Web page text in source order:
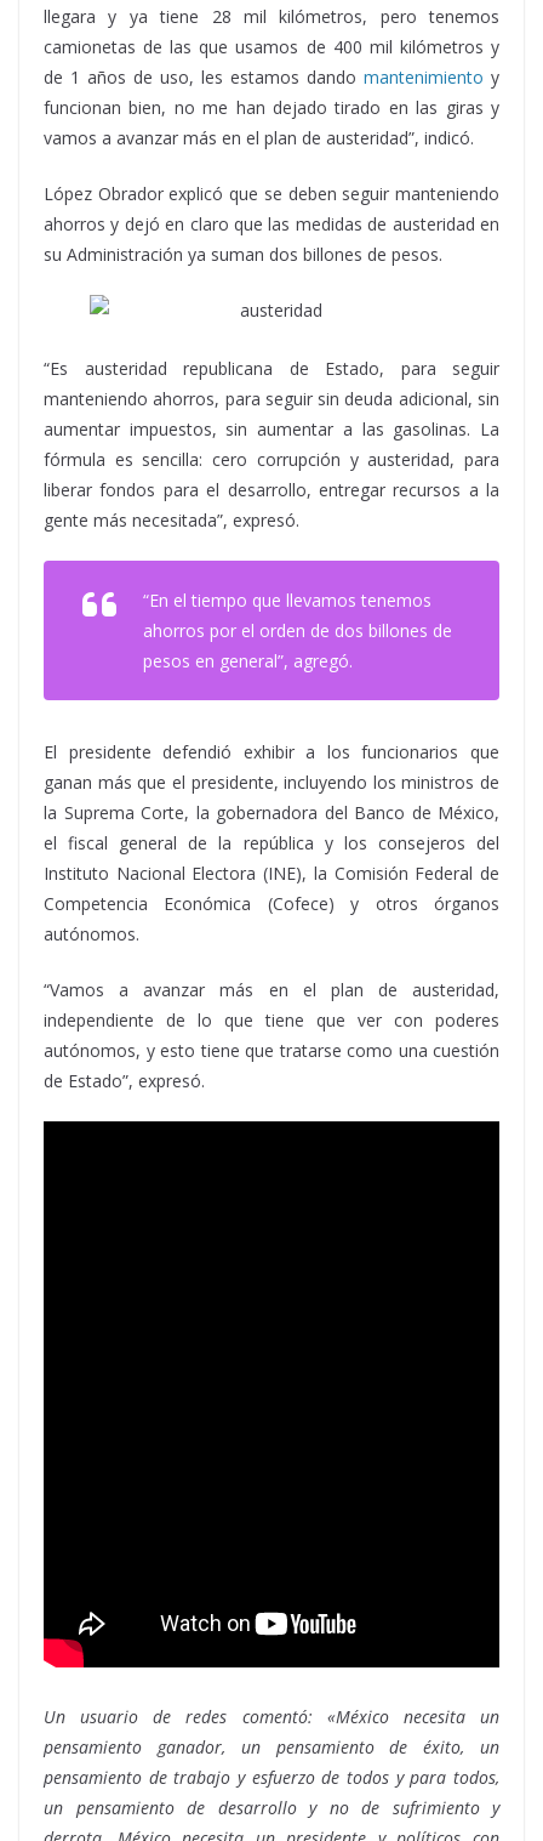
llegara y ya tiene 28 mil kilómetros, pero tenemos
camionetas de las que usamos de 400 mil kilómetros y
de 1 años de uso, les estamos dando mantenimiento y
funcionan bien, no me han dejado tirado en las giras y
vamos a avanzar más en el plan de austeridad”, indicó.
López Obrador explicó que se deben seguir manteniendo
ahorros y dejó en claro que las medidas de austeridad en
su Administración ya suman dos billones de pesos.
“Es austeridad republicana de Estado, para seguir
manteniendo ahorros, para seguir sin deuda adicional, sin
aumentar impuestos, sin aumentar a las gasolinas. La
fórmula es sencilla: cero corrupción y austeridad, para
liberar fondos para el desarrollo, entregar recursos a la
gente más necesitada”, expresó.
“En el tiempo que llevamos tenemos
ahorros por el orden de dos billones de
pesos en general”, agregó.
El presidente defendió exhibir a los funcionarios que
ganan más que el presidente, incluyendo los ministros de
la Suprema Corte, la gobernadora del Banco de México,
el fiscal general de la república y los consejeros del
Instituto Nacional Electora (INE), la Comisión Federal de
Competencia Económica (Cofece) y otros órganos
autónomos.
“Vamos a avanzar más en el plan de austeridad,
independiente de lo que tiene que ver con poderes
autónomos, y esto tiene que tratarse como una cuestión
de Estado”, expresó.
Un usuario de redes comentó: «México necesita un
pensamiento ganador, un pensamiento de éxito, un
pensamiento de trabajo y esfuerzo de todos y para todos,
un pensamiento de desarrollo y no de sufrimiento y